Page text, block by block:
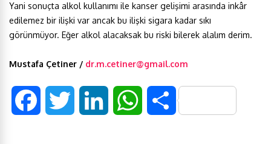
Yani sonuçta alkol kullanımı ile kanser gelişimi arasında inkâr
edilemez bir ilişki var ancak bu ilişki sigara kadar sıkı
görünmüyor. Eğer alkol alacaksak bu riski bilerek alalım derim.
Mustafa Çetiner / dr.m.cetiner@gmail.com
S